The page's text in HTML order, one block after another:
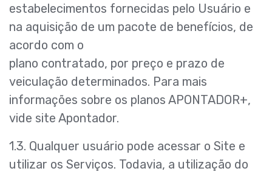
estabelecimentos fornecidas pelo Usuário e
na aquisição de um pacote de benefícios, de
acordo com o
plano contratado, por preço e prazo de
veiculação determinados. Para mais
informações sobre os planos APONTADOR+,
vide site Apontador.
1.3. Qualquer usuário pode acessar o Site e
utilizar os Serviços. Todavia, a utilização do